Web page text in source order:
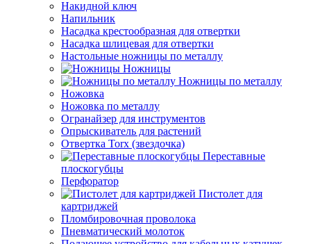
Накидной ключ
Напильник
Насадка крестообразная для отвертки
Насадка шлицевая для отвертки
Настольные ножницы по металлу
Ножницы
Ножницы по металлу
Ножовка
Ножовка по металлу
Огранайзер для инструментов
Опрыскиватель для растений
Отвертка Torx (звездочка)
Переставные
плоскогубцы
Перфоратор
Пистолет для
картриджей
Пломбировочная проволока
Пневматический молоток